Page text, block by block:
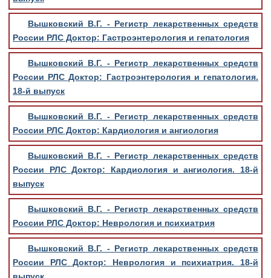
Вышковский В.Г. - Регистр лекарственных средств
России РЛС Доктор: Гастроэнтерология и гепатология
Вышковский В.Г. - Регистр лекарственных средств
России РЛС Доктор: Гастроэнтерология и гепатология.
18-й выпуск
Вышковский В.Г. - Регистр лекарственных средств
России РЛС Доктор: Кардиология и ангиология
Вышковский В.Г. - Регистр лекарственных средств
России РЛС Доктор: Кардиология и ангиология. 18-й
выпуск
Вышковский В.Г. - Регистр лекарственных средств
России РЛС Доктор: Неврология и психиатрия
Вышковский В.Г. - Регистр лекарственных средств
России РЛС Доктор: Неврология и психиатрия. 18-й